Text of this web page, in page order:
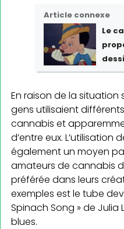
Article connexe
Le
En raison de la situation
gens utilisaient
cannabis et
d’entre eux.
également un moyen
amateurs de cannabis
préférée dans leurs
exemples est le tube
Spinach Song » de Julia
blues.